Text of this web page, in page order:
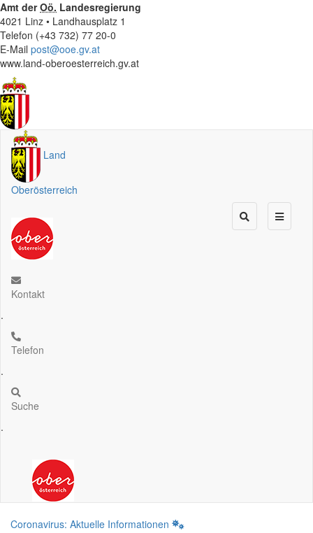
Amt derOö. Landesregierung
4021 Linz • Landhausplatz 1
Telefon (+43 732) 77 20-0
E-Mail post@ooe.gv.at
www.land-oberoesterreich.gv.at
Land
Oberösterreich
Kontakt
.
Telefon
.
Suche
.
Coronavirus: Aktuelle Informationen